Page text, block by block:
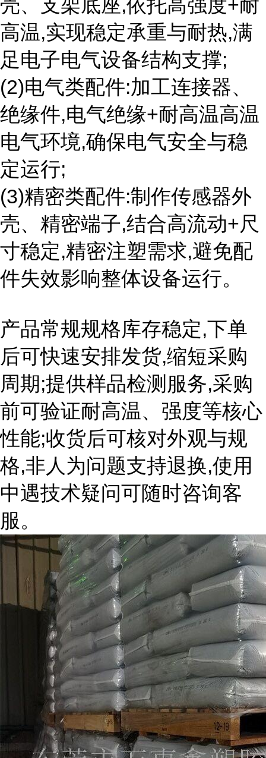
壳、支架底座,依托高强度+耐
高温,实现稳定承重与耐热,满
足电子电气设备结构支撑;
(2)电气类配件:加工连接器、
绝缘件,电气绝缘+耐高温高温
电气环境,确保电气安全与稳
定运行;
(3)精密类配件:制作传感器外
壳、精密端子,结合高流动+尺
寸稳定,精密注塑需求,避免配
件失效影响整体设备运行。
产品常规规格库存稳定,下单
后可快速安排发货,缩短采购
周期;提供样品检测服务,采购
前可验证耐高温、强度等核心
性能;收货后可核对外观与规
格,非人为问题支持退换,使用
中遇技术疑问可随时咨询客
服。